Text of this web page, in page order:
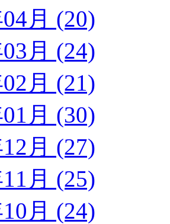
月 (20)
月 (24)
月 (21)
月 (30)
月 (27)
月 (25)
月 (24)